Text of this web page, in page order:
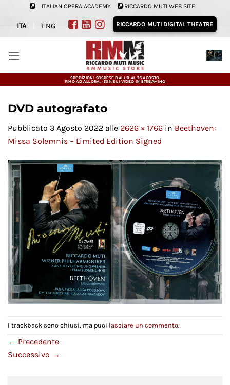
contenuti
ITALIAN OPERA ACADEMY RICCARDO MUTI WEB SITE
ITA ENG RICCARDO MUTI DIGITAL THEATRE
SPEDIZIONI SOSPESE DALL'8 AL 23 AGOSTO
FINO AD ALLORA, -30% SUI VIDEO IN STREAMING
DVD autografato
Pubblicato 3 Agosto 2022 alle 2626 × 1766 in Beethoven:
Missa Solemnis – Limited Edition Signed
I trackback sono chiusi, ma puoi lasciare un commento.
← Precedente
Successivo →